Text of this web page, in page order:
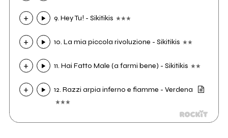
9. Hey Tu! - Sikitikis
10. La mia piccola rivoluzione - Sikitikis
11. Hai Fatto Male (a farmi bene) - Sikitikis
12. Razzi arpia inferno e fiamme - Verdena